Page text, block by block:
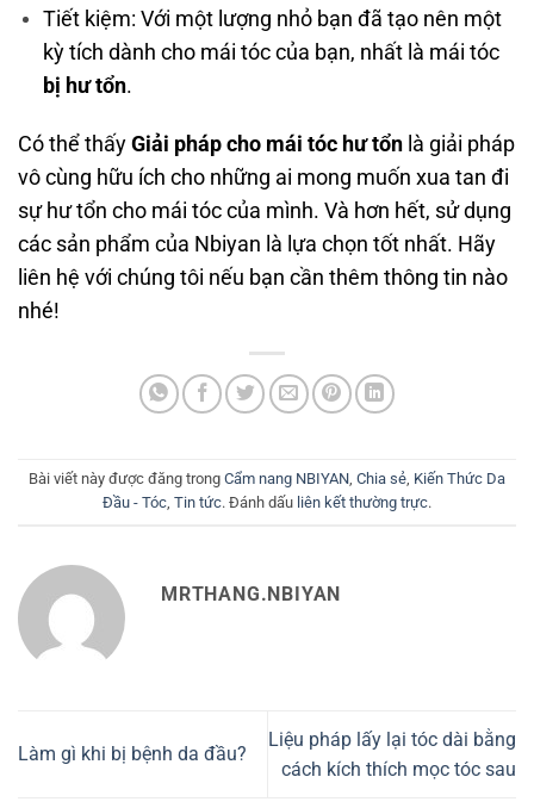
Tiết kiệm: Với một lượng nhỏ bạn đã tạo nên một
kỳ tích dành cho mái tóc của bạn, nhất là mái tóc
bị hư tổn.
Có thể thấy Giải pháp cho mái tóc hư tổn là giải pháp
vô cùng hữu ích cho những ai mong muốn xua tan đi
sự hư tổn cho mái tóc của mình. Và hơn hết, sử dụng
các sản phẩm của Nbiyan là lựa chọn tốt nhất. Hãy
liên hệ với chúng tôi nếu bạn cần thêm thông tin nào
nhé!
Bài viết này được đăng trong Cẩm nang NBIYAN Chia sẻ Kiến Thức Da
Đầu - Tóc Tin tức. Đánh dấu liên kết thường trực.
MRTHANG.NBIYAN
Làm gì khi bị bệnh da đầu?
Liệu pháp lấy lại tóc dài bằng
cách kích thích mọc tóc sau